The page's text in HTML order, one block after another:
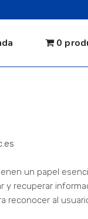
0
un papel
y recuperar
reconocer al